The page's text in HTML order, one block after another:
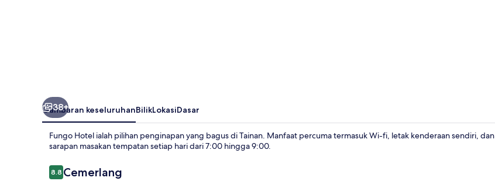
38+
Gambaran keseluruhanBilikLokasiDasar
Fungo Hotel ialah pilihan penginapan yang bagus di Tainan. Manfaat percuma termasuk Wi-fi, letak kenderaan sendiri, dan
sarapan masakan tempatan setiap hari dari 7:00 hingga 9:00.
Ulasan
8.88.8 daripada 10
Cemerlang